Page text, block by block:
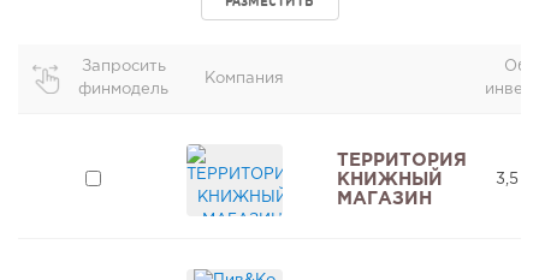
Запросить
финмодель
Компания
ТЕРРИТОРИЯ
КНИЖНЫЙ
МАГАЗИН
3,5